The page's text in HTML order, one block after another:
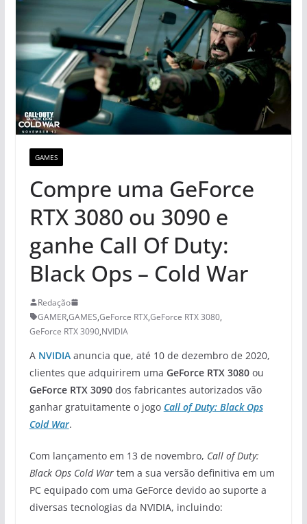
GAMES
Compre uma GeForce
RTX 3080 ou 3090 e
ganhe Call Of Duty:
Black Ops – Cold War
Redação
GAMER,GAMES,GeForce RTX,GeForce RTX 3080,
GeForce RTX 3090,NVIDIA
A NVIDIAanuncia que, até 10 de dezembro de 2020,
clientes que adquirirem uma GeForce RTX 3080ou
GeForce RTX 3090 dos fabricantes autorizados vão
ganhar gratuitamente o jogo Call of Duty: Black Ops
Cold War.
Com lançamento em 13 de novembro, Call of Duty:
Black Ops Cold Wartem a sua versão definitiva em um
PC equipado com uma GeForce devido ao suporte a
diversas tecnologias da NVIDIA, incluindo: